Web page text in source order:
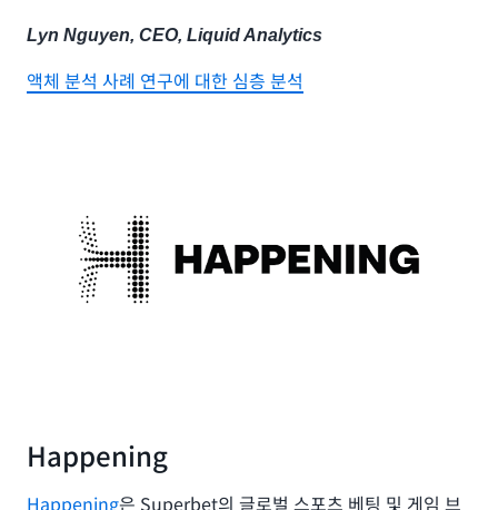
Lyn Nguyen, CEO, Liquid Analytics
액체 분석 사례 연구에 대한 심층 분석
Happening
Happening은 Superbet의 글로벌 스포츠 베팅 및 게임 브